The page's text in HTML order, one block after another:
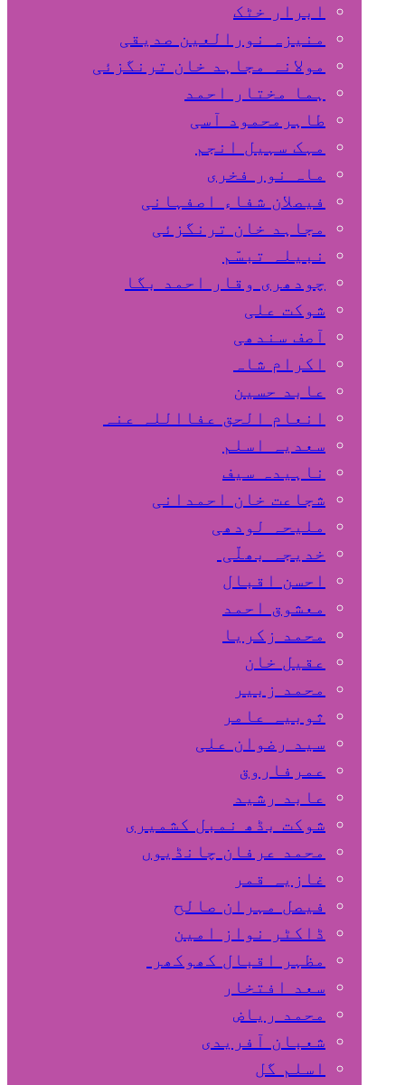
ابرار خٹک
منیزہ نورالعین صدیقی
مولانہ مجاہد خان ترنگزئی
ہما مختار احمد
طاہرمحمود آسی
مہک سہیل انجم
ماہ نور فخری
فیصلان شفاء اصفہانی
مجاہد خان ترنگزئی
نبیلہ تبسّم
چودھری وقار احمد بگا
شوکت علی
آصف سندھی
اکرام شاہ
عابد حسین
انعام الحق عفااللہ عنہ
سعدیہ اسلم
ناہیدہ سیف
شجاعت خان احمدانی
ملیحہ لودھی
خدیجہ بھلّی
احسن اقبال
معشوق احمد
محمد زکریا
عقیل خان
محمد زبیر
ثوبیہ عامر
سید رضوان علی
عمرفاروق
عابد رشید
شوکت بڈھ نمبل کشمیری
محمد عرفان چانڈیوں
غازیہ قمر
فیصل مہران صالح
ڈاکٹر نواز امین
مظہر اقبال کھوکھر
سعد افتخار
محمد ریاض
شعبان آفریدی
اسلم گل